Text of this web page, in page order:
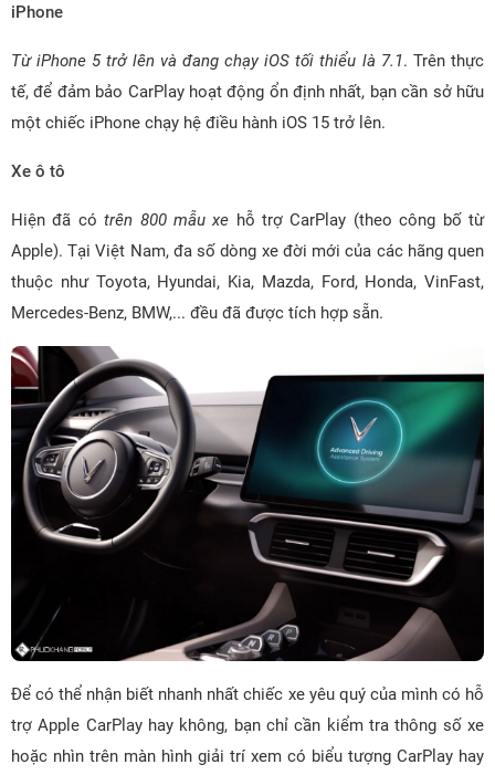
iPhone
Từ iPhone 5 trở lên và đang chạy iOS tối thiểu là 7.1. Trên thực
tế, để đảm bảo CarPlay hoạt động ổn định nhất, bạn cần sở hữu
một chiếc iPhone chạy hệ điều hành iOS 15 trở lên.
Xe ô tô
Hiện đã cótrên 800 mẫu xe hỗ trợ CarPlay (theo công bố từ
Apple). Tại Việt Nam, đa số dòng xe đời mới của các hãng quen
thuộc như Toyota, Hyundai, Kia, Mazda, Ford, Honda, VinFast,
Mercedes-Benz, BMW,... đều đã được tích hợp sẵn.
Để có thể nhận biết nhanh nhất chiếc xe yêu quý của mình có hỗ
trợ Apple CarPlay hay không, bạn chỉ cần kiểm tra thông số xe
hoặc nhìn trên màn hình giải trí xem có biểu tượng CarPlay hay